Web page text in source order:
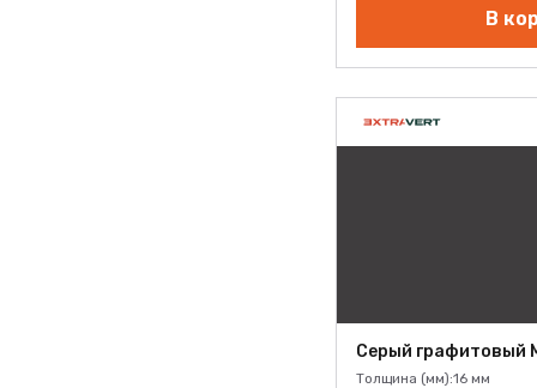
В
Серый графитовый
Толщина (мм):16 мм